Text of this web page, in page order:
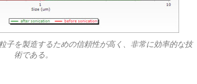
子を製造するための信頼性が高く、非常に効率的な技
術である。